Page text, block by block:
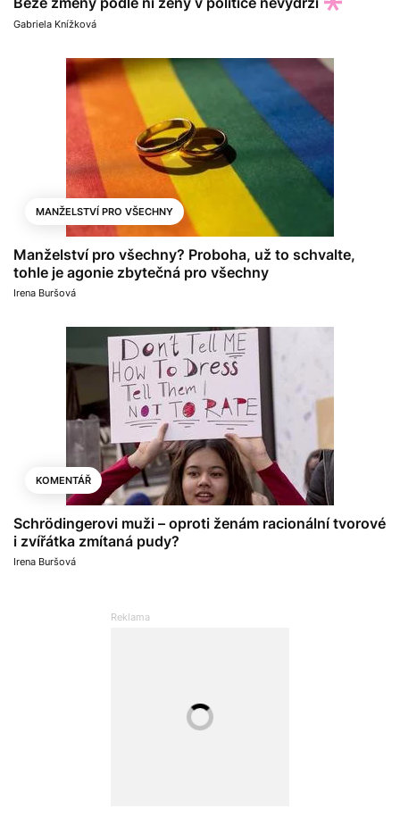
Gabriela Knížková
MANŽELSTVÍ PRO VŠECHNY
Manželství pro všechny? Proboha, už to schvalte,
tohle je agonie zbytečná pro všechny
Irena Buršová
KOMENTÁŘ
Schrödingerovi muži – oproti ženám racionální tvorové
i zvířátka zmítaná pudy?
Irena Buršová